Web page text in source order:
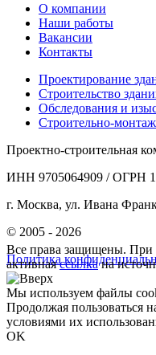
О компании
Наши работы
Вакансии
Контакты
Проектирование
Строительство
Обследования и
Строительно-
Проектно-строительная
ИНН 9705064909 / ОГРН
г. Москва, ул. Ивана
© 2005 - 2026
Политика
Все права защищены. При
активнаяссылкана
Мы используем файлы
Продолжая пользоваться
условиями их
OK